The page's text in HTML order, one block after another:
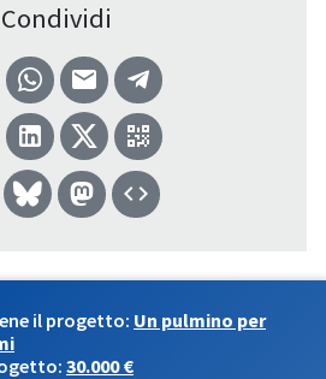
Condividi
il progetto: Un pulmino per
30.000 €